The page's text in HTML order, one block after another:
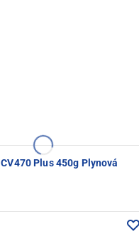
CV470 Plus 450g Plynová